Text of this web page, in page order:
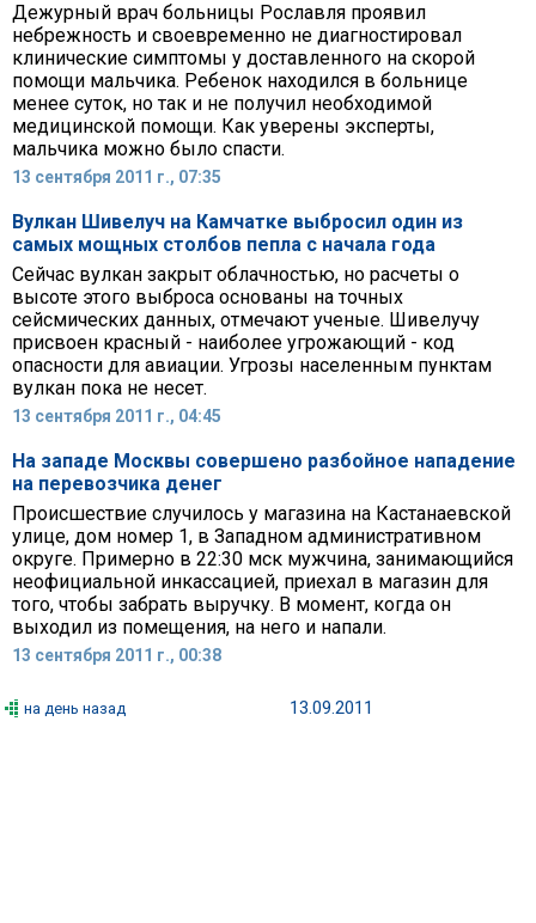
Дежурный врач больницы Рославля проявил
небрежность и своевременно не диагностировал
клинические симптомы у доставленного на скорой
помощи мальчика. Ребенок находился в больнице
менее суток, но так и не получил необходимой
медицинской помощи. Как уверены эксперты,
мальчика можно было спасти.
13 сентября 2011 г., 07:35
Вулкан Шивелуч на Камчатке выбросил один из
самых мощных столбов пепла с начала года
Сейчас вулкан закрыт облачностью, но расчеты о
высоте этого выброса основаны на точных
сейсмических данных, отмечают ученые. Шивелучу
присвоен красный - наиболее угрожающий - код
опасности для авиации. Угрозы населенным пунктам
вулкан пока не несет.
13 сентября 2011 г., 04:45
На западе Москвы совершено разбойное нападение
на перевозчика денег
Происшествие случилось у магазина на Кастанаевской
улице, дом номер 1, в Западном административном
округе. Примерно в 22:30 мск мужчина, занимающийся
неофициальной инкассацией, приехал в магазин для
того, чтобы забрать выручку. В момент, когда он
выходил из помещения, на него и напали.
13 сентября 2011 г., 00:38
на день назад 13.09.2011